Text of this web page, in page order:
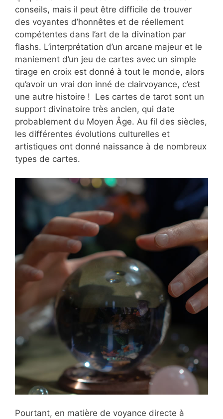
conseils, mais il peut être difficile de trouver
des voyantes d’honnêtes et de réellement
compétentes dans l’art de la divination par
flashs. L’interprétation d’un arcane majeur et le
maniement d’un jeu de cartes avec un simple
tirage en croix est donné à tout le monde, alors
qu’avoir un vrai don inné de clairvoyance, c’est
une autre histoire ! Les cartes de tarot sont un
support divinatoire très ancien, qui date
probablement du Moyen Âge. Au fil des siècles,
les différentes évolutions culturelles et
artistiques ont donné naissance à de nombreux
types de cartes.
Pourtant, en matière de voyance directe à